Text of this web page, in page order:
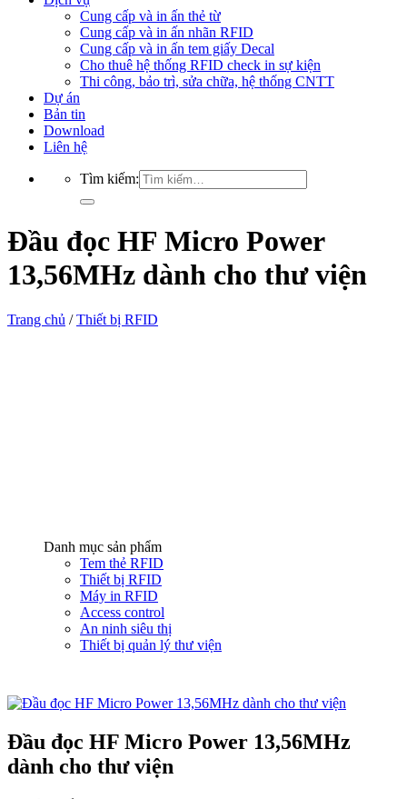
Cung cấp và in ấn thẻ từ
Cung cấp và in ấn nhãn RFID
Cung cấp và in ấn tem giấy Decal
Cho thuê hệ thống RFID check in sự kiện
Thi công, bảo trì, sửa chữa, hệ thống CNTT
Dự án
Bản tin
Download
Liên hệ
Tìm kiếm:
Đầu đọc HF Micro Power
13,56MHz dành cho thư viện
Trang chủ / Thiết bị RFID
Danh mục sản phẩm
Tem thẻ RFID
Thiết bị RFID
Máy in RFID
Access control
An ninh siêu thị
Thiết bị quản lý thư viện
Đầu đọc HF Micro Power 13,56MHz
dành cho thư viện